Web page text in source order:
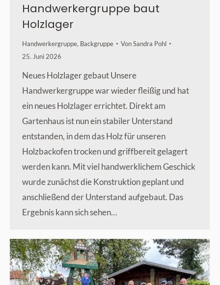
Handwerkergruppe baut
Holzlager
Handwerkergruppe, Backgruppe VonSandra Pohl
25. Juni 2026
Neues Holzlager gebaut Unsere
Handwerkergruppe war wieder fleißig und hat
ein neues Holzlager errichtet. Direkt am
Gartenhaus ist nun ein stabiler Unterstand
entstanden, in dem das Holz für unseren
Holzbackofen trocken und griffbereit gelagert
werden kann. Mit viel handwerklichem Geschick
wurde zunächst die Konstruktion geplant und
anschließend der Unterstand aufgebaut. Das
Ergebnis kann sich sehen…